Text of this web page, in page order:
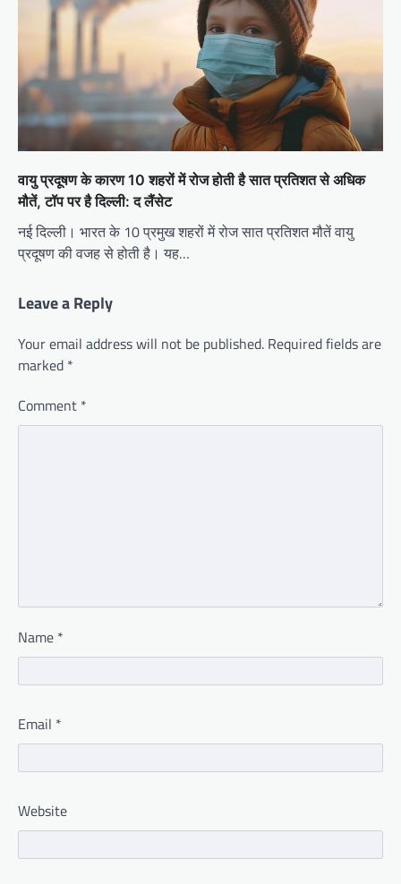
वायु प्रदूषण के कारण 10 शहरों में रोज होती है सात प्रतिशत से अधिक
मौतें, टॉप पर है दिल्ली: द लैंसेट
नई दिल्ली। भारत के 10 प्रमुख शहरों में रोज सात प्रतिशत मौतें वायु
प्रदूषण की वजह से होती है। यह…
Leave a Reply
Your email address will not be published. Required fields are
marked *
Comment *
Name *
Email *
Website